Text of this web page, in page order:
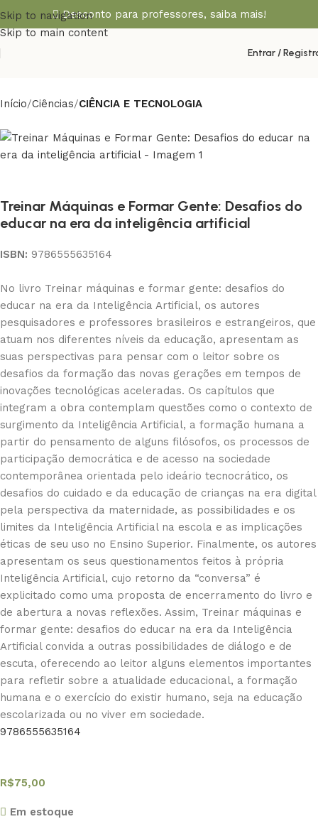
Skip to navigation
Skip to main content
Desconto para professores, saiba mais!
Entrar /
Início Ciências CIÊNCIA E TECNOLOGIA
Treinar Máquinas e Formar Gente: Desafios do
educar na era da inteligência artificial
ISBN: 9786555635164
No livro Treinar máquinas e formar gente: desafios do
educar na era da Inteligência Artificial, os autores
pesquisadores e professores brasileiros e estrangeiros, que
atuam nos diferentes níveis da educação, apresentam as
suas perspectivas para pensar com o leitor sobre os
desafios da formação das novas gerações em tempos de
inovações tecnológicas aceleradas. Os capítulos que
integram a obra contemplam questões como o contexto de
surgimento da Inteligência Artificial, a formação humana a
partir do pensamento de alguns filósofos, os processos de
participação democrática e de acesso na sociedade
contemporânea orientada pelo ideário tecnocrático, os
desafios do cuidado e da educação de crianças na era digital
pela perspectiva da maternidade, as possibilidades e os
limites da Inteligência Artificial na escola e as implicações
éticas de seu uso no Ensino Superior. Finalmente, os autores
apresentam os seus questionamentos feitos à própria
Inteligência Artificial, cujo retorno da “conversa” é
explicitado como uma proposta de encerramento do livro e
de abertura a novas reflexões. Assim, Treinar máquinas e
formar gente: desafios do educar na era da Inteligência
Artificial convida a outras possibilidades de diálogo e de
escuta, oferecendo ao leitor alguns elementos importantes
para refletir sobre a atualidade educacional, a formação
humana e o exercício do existir humano, seja na educação
escolarizada ou no viver em sociedade.
9786555635164
R$75,00
Em estoque